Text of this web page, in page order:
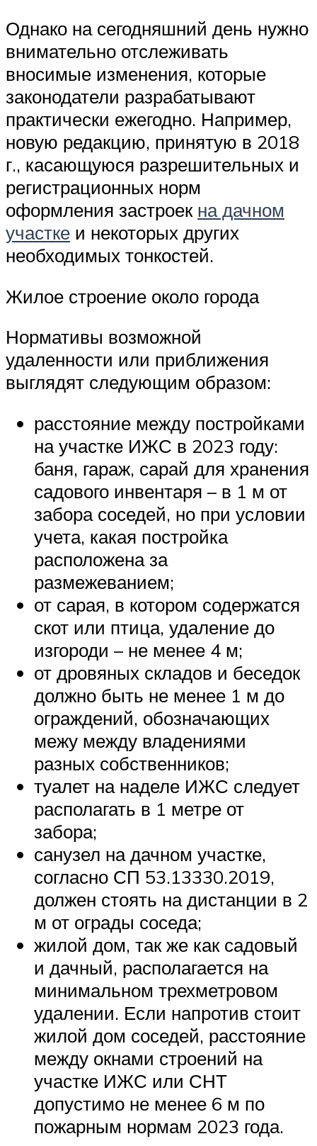
Однако на сегодняшний день нужно
внимательно отслеживать
вносимые изменения, которые
законодатели разрабатывают
практически ежегодно. Например,
новую редакцию, принятую в 2018
г., касающуюся разрешительных и
регистрационных норм
оформления застроек на дачном
участке и некоторых других
необходимых тонкостей.
Жилое строение около города
Нормативы возможной
удаленности или приближения
выглядят следующим образом:
расстояние между постройками
на участке ИЖС в 2023 году:
баня, гараж, сарай для хранения
садового инвентаря – в 1 м от
забора соседей, но при условии
учета, какая постройка
расположена за
размежеванием;
от сарая, в котором содержатся
скот или птица, удаление до
изгороди – не менее 4 м;
от дровяных складов и беседок
должно быть не менее 1 м до
ограждений, обозначающих
межу между владениями
разных собственников;
туалет на наделе ИЖС следует
располагать в 1 метре от
забора;
санузел на дачном участке,
согласно СП 53.13330.2019,
должен стоять на дистанции в 2
м от ограды соседа;
жилой дом, так же как садовый
и дачный, располагается на
минимальном трехметровом
удалении. Если напротив стоит
жилой дом соседей, расстояние
между окнами строений на
участке ИЖС или СНТ
допустимо не менее 6 м по
пожарным нормам 2023 года.